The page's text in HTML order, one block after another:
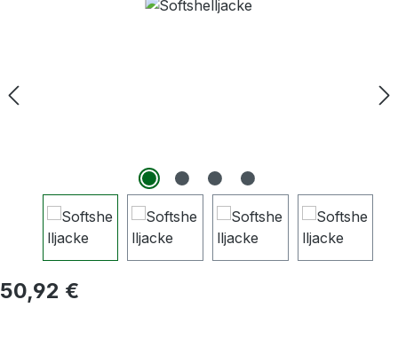
Bildergalerie überspringen
Regulärer Preis:
50,92 €